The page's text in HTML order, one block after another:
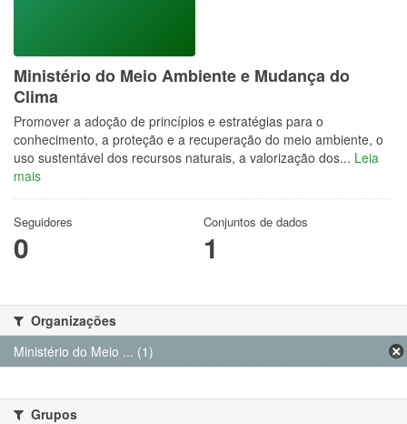
Ministério do Meio Ambiente e Mudança do
Clima
Promover a adoção de princípios e estratégias para o
conhecimento, a proteção e a recuperação do meio ambiente, o
uso sustentável dos recursos naturais, a valorização dos... Leia
mais
Seguidores
0
Conjuntos de dados
1
Organizações
Ministério do Meio ... (1)
Grupos